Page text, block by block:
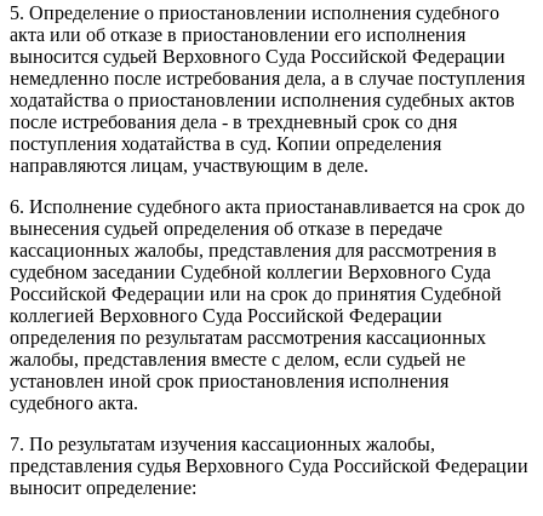
5. Определение о приостановлении исполнения судебного
акта или об отказе в приостановлении его исполнения
выносится судьей Верховного Суда Российской Федерации
немедленно после истребования дела, а в случае поступления
ходатайства о приостановлении исполнения судебных актов
после истребования дела - в трехдневный срок со дня
поступления ходатайства в суд. Копии определения
направляются лицам, участвующим в деле.
6. Исполнение судебного акта приостанавливается на срок до
вынесения судьей определения об отказе в передаче
кассационных жалобы, представления для рассмотрения в
судебном заседании Судебной коллегии Верховного Суда
Российской Федерации или на срок до принятия Судебной
коллегией Верховного Суда Российской Федерации
определения по результатам рассмотрения кассационных
жалобы, представления вместе с делом, если судьей не
установлен иной срок приостановления исполнения
судебного акта.
7. По результатам изучения кассационных жалобы,
представления судья Верховного Суда Российской Федерации
выносит определение: